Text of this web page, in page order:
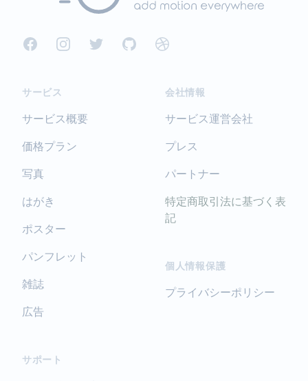
FacebookInstagramTwitterGitHubDribbble
サービス
サービス概要
価格プラン
写真
はがき
ポスター
パンフレット
雑誌
広告
サポート
会社情報
サービス運営会社
プレス
パートナー
特定商取引法に基づく表
記
個人情報保護
プライバシーポリシー